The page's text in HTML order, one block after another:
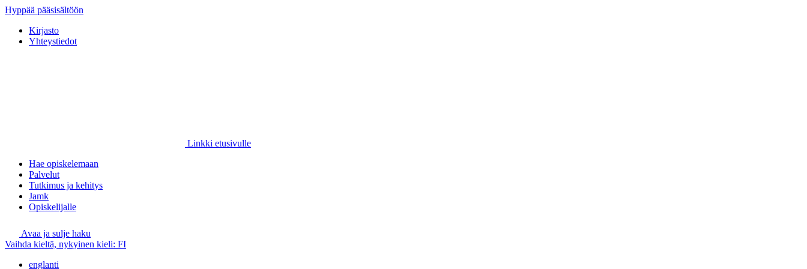
Hyppää pääsisältöön
Kirjasto
Yhteystiedot
Linkki etusivulle
Hae opiskelemaan
Palvelut
Tutkimus ja kehitys
Jamk
Opiskelijalle
Avaa ja sulje haku
Vaihda kieltä, nykyinen kieli: FI
englanti